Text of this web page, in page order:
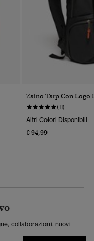
Zaino Tarp Con Logo
(11)
Altri Colori Disponibili
€ 94,99
collaborazioni, nuovi